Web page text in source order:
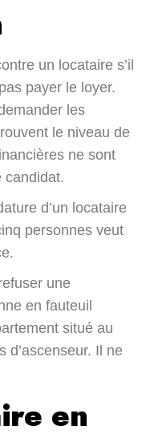
un locataire s’il
payer le loyer.
les
le niveau de
ne sont
candidat.
d’un locataire
personnes veut
une
en fauteuil
situé au
d’ascenseur. Il ne
en